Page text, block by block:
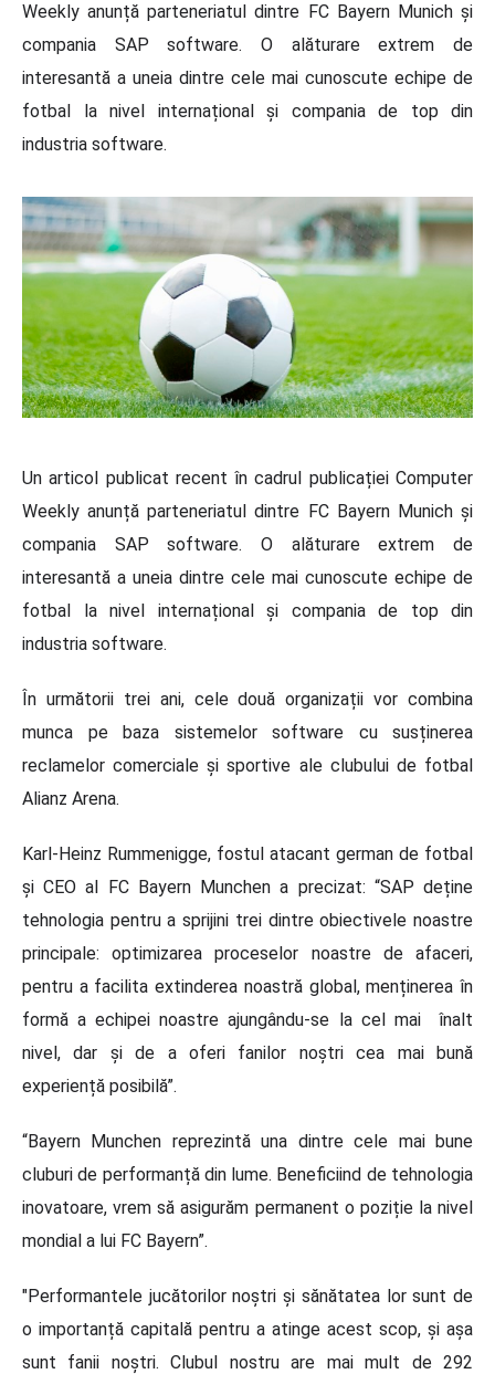
Weekly anunță parteneriatul dintre FC Bayern Munich și
compania SAP software. O alăturare extrem de
interesantă a uneia dintre cele mai cunoscute echipe de
fotbal la nivel internațional și compania de top din
industria software.
Un articol publicat recent în cadrul publicației Computer
Weekly anunță parteneriatul dintre FC Bayern Munich și
compania SAP software. O alăturare extrem de
interesantă a uneia dintre cele mai cunoscute echipe de
fotbal la nivel internațional și compania de top din
industria software.
În următorii trei ani, cele două organizații vor combina
munca pe baza sistemelor software cu susținerea
reclamelor comerciale și sportive ale clubului de fotbal
Alianz Arena.
Karl-Heinz Rummenigge, fostul atacant german de fotbal
și CEO al FC Bayern Munchen a precizat: “SAP deține
tehnologia pentru a sprijini trei dintre obiectivele noastre
principale: optimizarea proceselor noastre de afaceri,
pentru a facilita extinderea noastră global, menținerea în
formă a echipei noastre ajungându-se la cel mai înalt
nivel, dar și de a oferi fanilor noștri cea mai bună
experiență posibilă”.
“Bayern Munchen reprezintă una dintre cele mai bune
cluburi de performanță din lume. Beneficiind de tehnologia
inovatoare, vrem să asigurăm permanent o poziție la nivel
mondial a lui FC Bayern”.
"Performantele jucătorilor noștri și sănătatea lor sunt de
o importanță capitală pentru a atinge acest scop, și așa
sunt fanii noștri. Clubul nostru are mai mult de 292